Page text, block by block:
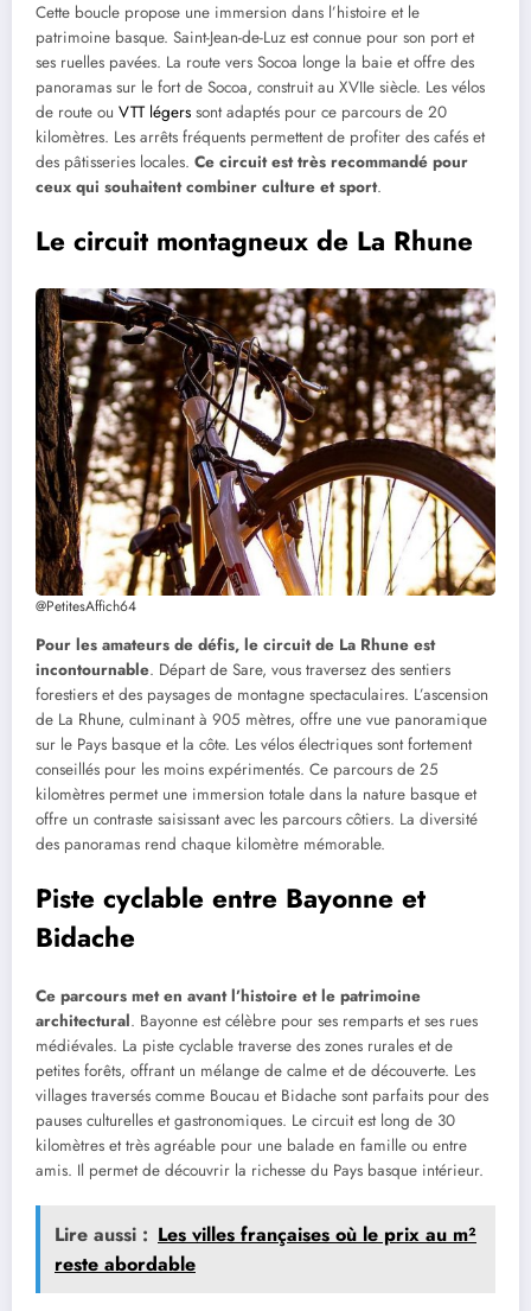
Cette boucle propose une immersion dans l’histoire et le
patrimoine basque. Saint-Jean-de-Luz est connue pour son port et
ses ruelles pavées. La route vers Socoa longe la baie et offre des
panoramas sur le fort de Socoa, construit au XVIIe siècle. Les vélos
de route ou VTT légers sont adaptés pour ce parcours de 20
kilomètres. Les arrêts fréquents permettent de profiter des cafés et
des pâtisseries locales. Ce circuit est très recommandé pour
ceux qui souhaitent combiner culture et sport.
Le circuit montagneux de La Rhune
@PetitesAffich64
Pour les amateurs de défis, le circuit de La Rhune est
incontournable. Départ de Sare, vous traversez des sentiers
forestiers et des paysages de montagne spectaculaires. L’ascension
de La Rhune, culminant à 905 mètres, offre une vue panoramique
sur le Pays basque et la côte. Les vélos électriques sont fortement
conseillés pour les moins expérimentés. Ce parcours de 25
kilomètres permet une immersion totale dans la nature basque et
offre un contraste saisissant avec les parcours côtiers. La diversité
des panoramas rend chaque kilomètre mémorable.
Piste cyclable entre Bayonne et
Bidache
Ce parcours met en avant l’histoire et le patrimoine
architectural. Bayonne est célèbre pour ses remparts et ses rues
médiévales. La piste cyclable traverse des zones rurales et de
petites forêts, offrant un mélange de calme et de découverte. Les
villages traversés comme Boucau et Bidache sont parfaits pour des
pauses culturelles et gastronomiques. Le circuit est long de 30
kilomètres et très agréable pour une balade en famille ou entre
amis. Il permet de découvrir la richesse du Pays basque intérieur.
Lire aussi : Les villes françaises où le prix au m²
reste abordable